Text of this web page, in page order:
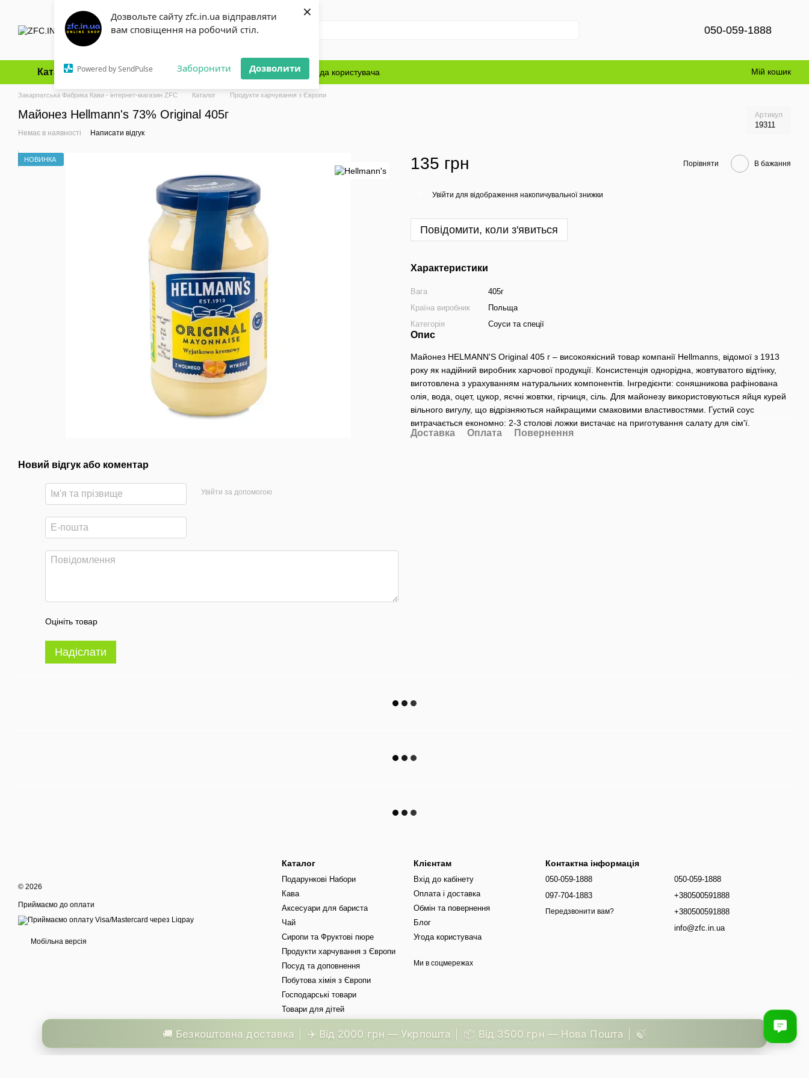
Дозвольте сайту zfc.in.ua відправляти
вам сповіщення на робочий стіл.
Powered by SendPulse Заборонити Дозволити
×
Перейти до основного контенту
050-059-1888
Каталог Оплата і доставка Обмін та повернення Блог Угода користувача Мій кошик
Закарпатська Фабрика Кави - інтернет-магазин ZFC Каталог Продукти харчування з Європи
Майонез Hellmann's 73% Original 405г Артикул
19311
Немає в наявності Написати відгук
НОВИНКА
Новий відгук або коментар
Увійти за допомогою
Оцініть товар
Надіслати
135 грн Порівняти В бажання
Увійти для відображення накопичувальної знижки
Повідомити, коли з'явиться
Характеристики
Вага
405г
Країна виробник
Польща
Категорія
Соуси та спеції
Опис
Майонез HELMANN'S Original 405 г – високоякісний товар компанії Hellmanns, відомої з 1913
року як надійний виробник харчової продукції. Консистенція однорідна, жовтуватого відтінку,
виготовлена ​​з урахуванням натуральних компонентів. Інгредієнти: соняшникова рафінована
олія, вода, оцет, цукор, яєчні жовтки, гірчиця, сіль. Для майонезу використовуються яйця курей
вільного вигулу, що відрізняються найкращими смаковими властивостями. Густий соус
витрачається економно: 2-3 столові ложки вистачає на приготування салату для сім'ї.
Доставка Оплата Повернення
© 2026
Приймаємо до оплати
Мобільна версія
Каталог
Подарункові Набори
Кава
Аксесуари для бариста
Чай
Сиропи та Фруктові пюре
Продукти харчування з Європи
Посуд та доповнення
Побутова хімія з Європи
Господарські товари
Товари для дітей
Клієнтам
Вхід до кабінету
Оплата і доставка
Обмін та повернення
Блог
Угода користувача
Ми в соцмережах
Контактна інформація
050-059-1888
097-704-1883
Передзвонити вам?
050-059-1888
+380500591888
+380500591888
info@zfc.in.ua